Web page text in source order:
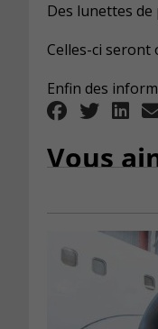
Des lunettes
Celles-ci seront
Enfin des
Vous